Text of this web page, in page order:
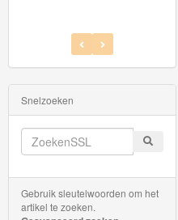
Thomas
de
Trein
Accessoires
Thomas
de
Trein
Snelzoeken
Gebruik sleutelwoorden om het
artikel te zoeken.